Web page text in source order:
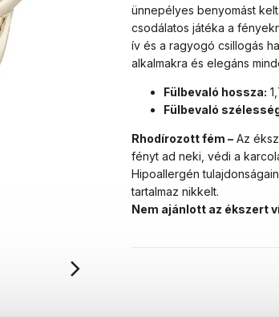
ünnepélyes benyomást
csodálatos játéka a
ív és a ragyogó csillogás
alkalmakra és elegáns
Fülbevaló hossza:
Fülbevaló
Rhodírozott fém – Az
fényt ad neki, védi a
Hipoallergén
tartalmaz nikkelt.
Nem ajánlott az ékszert